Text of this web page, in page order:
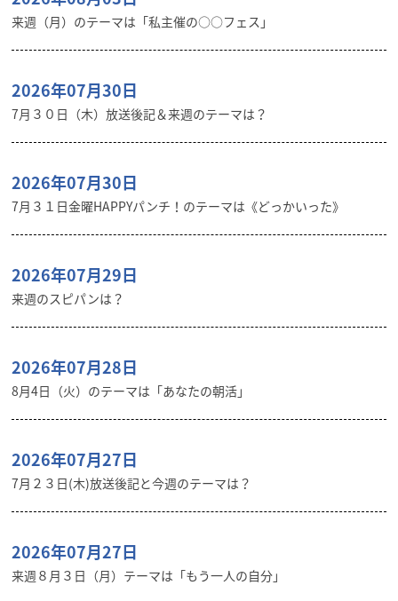
来週（月）のテーマは「私主催の○○フェス」
2026年07月30日
7月３０日（木）放送後記＆来週のテーマは？
2026年07月30日
7月３１日金曜HAPPYパンチ！のテーマは《どっかいった》
2026年07月29日
来週のスピパンは？
2026年07月28日
8月4日（火）のテーマは「あなたの朝活」
2026年07月27日
7月２３日(木)放送後記と今週のテーマは？
2026年07月27日
来週８月３日（月）テーマは「もう一人の自分」